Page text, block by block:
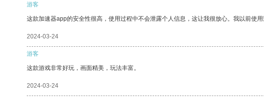
游客
这款加速器app的安全性很高，使用过程中不会泄露个人信息，这让我很放心。我以前使
2024-03-24
游客
这款游戏非常好玩，画面精美，玩法丰富。
2024-03-24